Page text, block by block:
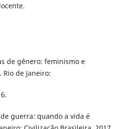
de gênero: feminismo e
de Janeiro:
de guerra: quando a vida é